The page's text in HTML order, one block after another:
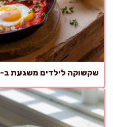
שקשוקה לילדים משגעת ב-20 דקות, בלי חריף בכלל